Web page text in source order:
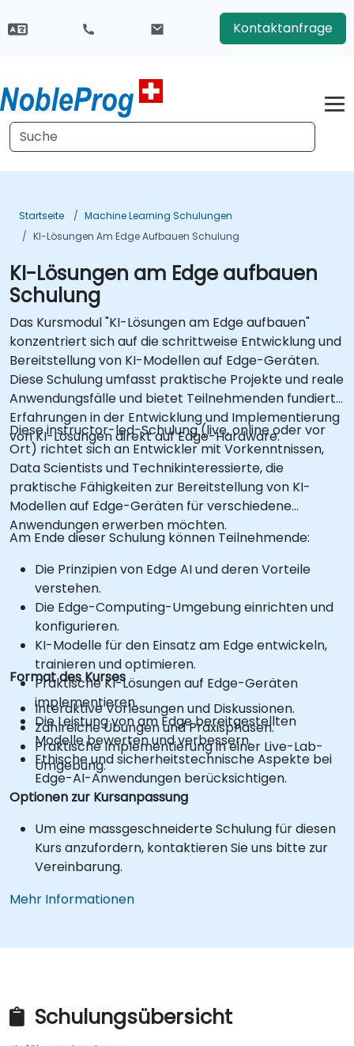
Kontaktanfrage
Startseite
Machine Learning Schulungen
KI-Lösungen Am Edge Aufbauen Schulung
KI-Lösungen am Edge aufbauen
Schulung
Das Kursmodul "KI-Lösungen am Edge aufbauen"
konzentriert sich auf die schrittweise Entwicklung und
Bereitstellung von KI-Modellen auf Edge-Geräten.
Diese Schulung umfasst praktische Projekte und reale
Anwendungsfälle und bietet Teilnehmenden fundierte
Erfahrungen in der Entwicklung und Implementierung
von KI-Lösungen direkt auf Edge-Hardware.
Diese instructor-led-Schulung (live, online oder vor
Ort) richtet sich an Entwickler mit Vorkenntnissen,
Data Scientists und Technikinteressierte, die
praktische Fähigkeiten zur Bereitstellung von KI-
Modellen auf Edge-Geräten für verschiedene
Anwendungen erwerben möchten.
Am Ende dieser Schulung können Teilnehmende:
Die Prinzipien von Edge AI und deren Vorteile
verstehen.
Die Edge-Computing-Umgebung einrichten und
konfigurieren.
KI-Modelle für den Einsatz am Edge entwickeln,
trainieren und optimieren.
Praktische KI-Lösungen auf Edge-Geräten
implementieren.
Die Leistung von am Edge bereitgestellten
Modelle bewerten und verbessern.
Ethische und sicherheitstechnische Aspekte bei
Edge-AI-Anwendungen berücksichtigen.
Format des Kurses
Interaktive Vorlesungen und Diskussionen.
Zahlreiche Übungen und Praxisphasen.
Praktische Implementierung in einer Live-Lab-
Umgebung.
Optionen zur Kursanpassung
Um eine massgeschneiderte Schulung für diesen
Kurs anzufordern, kontaktieren Sie uns bitte zur
Vereinbarung.
Mehr Informationen
Schulungsübersicht